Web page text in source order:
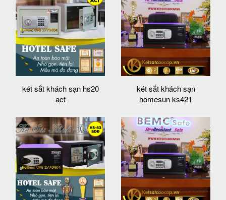
két sắt khách sạn hs20
act
két sắt khách sạn
homesun ks421